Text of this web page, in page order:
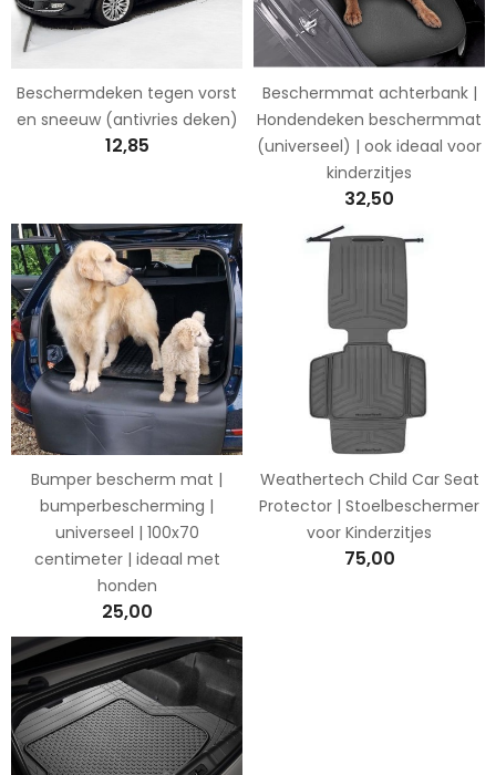
Beschermdeken tegen vorst
en sneeuw (antivries deken)
12,85
Beschermmat achterbank |
Hondendeken beschermmat
(universeel) | ook ideaal voor
kinderzitjes
32,50
Bumper bescherm mat |
bumperbescherming |
universeel | 100x70
centimeter | ideaal met
honden
25,00
Weathertech Child Car Seat
Protector | Stoelbeschermer
voor Kinderzitjes
75,00